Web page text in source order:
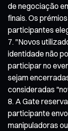
de negociação
finais. Os
participantes
"Novos
identidade não
participar no
sejam
consideradas
A Gate
participante
manipuladoras